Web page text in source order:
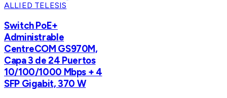
ALLIED TELESIS
Switch PoE+
Administrable
CentreCOM GS970M,
Capa 3 de 24 Puertos
10/100/1000 Mbps + 4
SFP Gigabit, 370 W